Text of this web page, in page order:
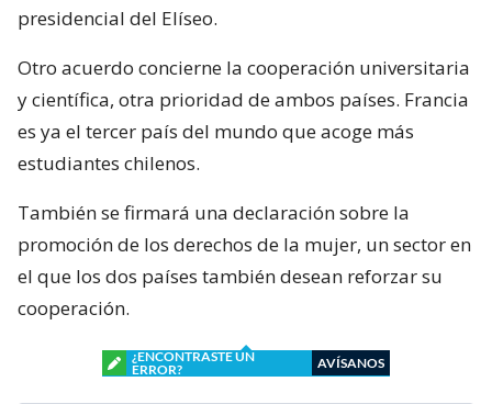
presidencial del Elíseo.
Otro acuerdo concierne la cooperación universitaria
y científica, otra prioridad de ambos países. Francia
es ya el tercer país del mundo que acoge más
estudiantes chilenos.
También se firmará una declaración sobre la
promoción de los derechos de la mujer, un sector en
el que los dos países también desean reforzar su
cooperación.
¿ENCONTRASTE UN
ERROR?
AVÍSANOS